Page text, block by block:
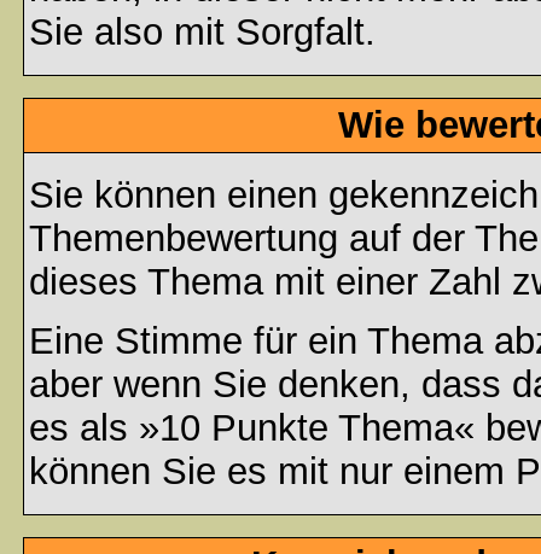
Sie also mit Sorgfalt.
Wie
Sie können einen
Themenbewertung auf der
dieses Thema mit einer Zahl
Eine Stimme für ein Thema
aber wenn Sie denken, dass
es als »10 Punkte Thema«
können Sie es mit nur einem